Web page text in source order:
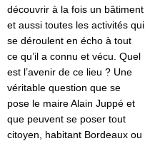
découvrir à la fois un bâtiment
et aussi toutes les activités qui
se déroulent en écho à tout
ce qu’il a connu et vécu. Quel
est l’avenir de ce lieu ? Une
véritable question que se
pose le maire Alain Juppé et
que peuvent se poser tout
citoyen, habitant Bordeaux ou